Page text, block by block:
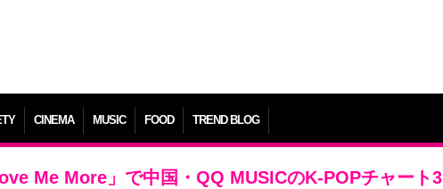
CINEMA MUSIC FOOD TREND BLOG
Me More」で中国・QQ MUSICのK-POPチャート3